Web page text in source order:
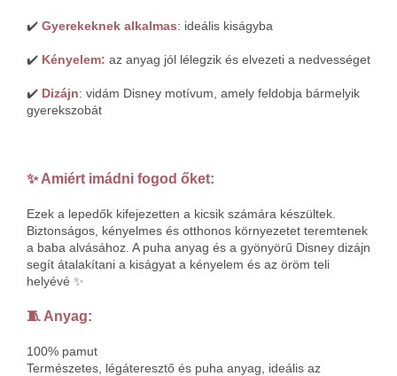
✔️ Gyerekeknek alkalmas: ideális kiságyba
✔️ Kényelem: az anyag jól lélegzik és elvezeti a nedvességet
✔️ Dizájn: vidám Disney motívum, amely feldobja bármelyik
gyerekszobát
✨ Amiért imádni fogod őket:
Ezek a lepedők kifejezetten a kicsik számára készültek.
Biztonságos, kényelmes és otthonos környezetet teremtenek
a baba alvásához. A puha anyag és a gyönyörű Disney dizájn
segít átalakítani a kiságyat a kényelem és az öröm teli
helyévé ✨
🧵 Anyag:
100% pamut
Természetes, légáteresztő és puha anyag, ideális az